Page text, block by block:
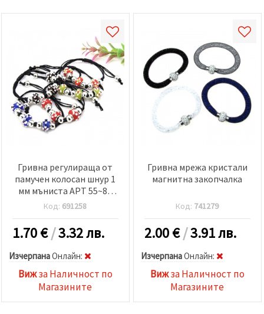
Гривна регулираща от
памучен колосан шнур 1
мм мъниста АРТ 55~85
мм АСОРТЕ
Код: 691258
1.70€/3.32 лв.
ИзчерпанаOнлайн:
Вижза Наличност по
Магазините
Гривна мрежа кристали
магнитна закопчалка
Код: 741279
2.00€/3.91 лв.
ИзчерпанаOнлайн:
Вижза Наличност по
Магазините